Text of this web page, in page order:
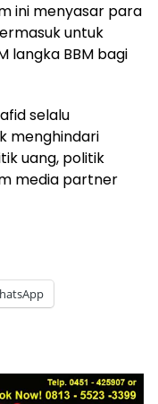
ini menyasar para
untuk
langka BBM bagi
selalu
menghindari
uang, politik
media partner